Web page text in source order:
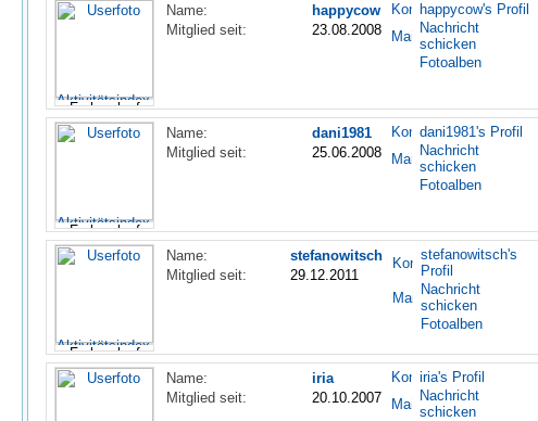
Name:
happycow
Mitglied seit:
23.08.2008
happycow's Profil
Nachricht
schicken
Fotoalben
Name:
dani1981
Mitglied seit:
25.06.2008
dani1981's Profil
Nachricht
schicken
Fotoalben
Name:
stefanowitsch
Mitglied seit:
29.12.2011
stefanowitsch's
Profil
Nachricht
schicken
Fotoalben
Name:
iria
Mitglied seit:
20.10.2007
iria's Profil
Nachricht
schicken